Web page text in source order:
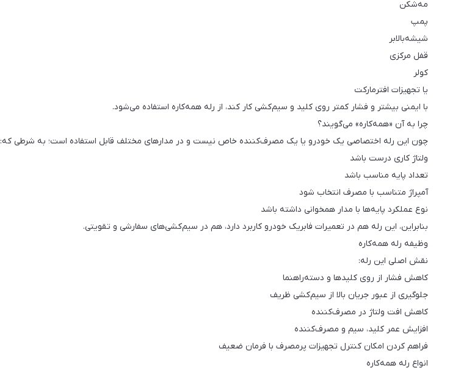
مه‌شکن
پمپ
شیشه‌بالابر
قفل مرکزی
کولر
یا تجهیزات افترمارکت
با ایمنی بیشتر و فشار کمتر روی کلید و سیم‌کشی کار کند، از رله همه‌کاره استفاده می‌شود.
چرا به آن «همه‌کاره» می‌گویند؟
چون این رله اختصاصی یک خودرو یا یک مصرف‌کننده خاص نیست و در مدارهای مختلف قابل استفاده است؛ به شرطی که:
ولتاژ کاری درست باشد
تعداد پایه مناسب باشد
آمپراژ متناسب با مصرف انتخاب شود
نوع عملکرد پایه‌ها با مدار همخوانی داشته باشد
بنابراین، این رله هم در تعمیرات فابریک خودرو کاربرد دارد، هم در سیم‌کشی‌های سفارشی و تقویتی.
وظیفه رله همه‌کاره
نقش اصلی این رله:
کاهش فشار از روی کلیدها و دسته‌راهنما
جلوگیری از عبور جریان بالا از سیم‌کشی ظریف
کاهش افت ولتاژ در مصرف‌کننده
افزایش عمر کلید، سیم و مصرف‌کننده
فراهم کردن امکان کنترل تجهیزات پرمصرف با فرمان ضعیف
انواع رله همه‌کاره